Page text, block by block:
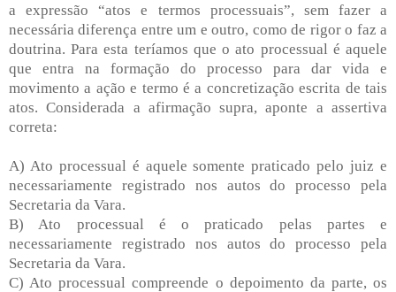
a expressão “atos e termos processuais”, sem fazer a
necessária diferença entre um e outro, como de rigor o faz a
doutrina. Para esta teríamos que o ato processual é aquele
que entra na formação do processo para dar vida e
movimento a ação e termo é a concretização escrita de tais
atos. Considerada a afirmação supra, aponte a assertiva
correta:
A) Ato processual é aquele somente praticado pelo juiz e
necessariamente registrado nos autos do processo pela
Secretaria da Vara.
B) Ato processual é o praticado pelas partes e
necessariamente registrado nos autos do processo pela
Secretaria da Vara.
C) Ato processual compreende o depoimento da parte, os